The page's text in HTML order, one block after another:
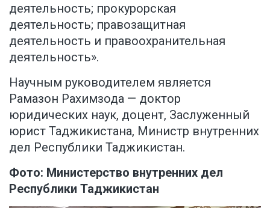
деятельность; прокурорская
деятельность; правозащитная
деятельность и правоохранительная
деятельность».
Научным руководителем является
Рамазон Рахимзода — доктор
юридических наук, доцент, Заслуженный
юрист Таджикистана, Министр внутренних
дел Республики Таджикистан.
Фото: Министерство внутренних дел
Республики Таджикистан